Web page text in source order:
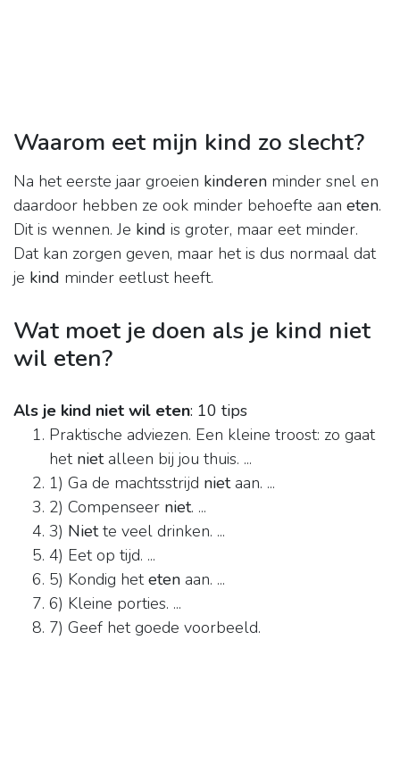
Waarom eet mijn kind zo slecht?
Na het eerste jaar groeien kinderen minder snel en
daardoor hebben ze ook minder behoefte aan eten.
Dit is wennen. Je kind is groter, maar eet minder.
Dat kan zorgen geven, maar het is dus normaal dat
je kind minder eetlust heeft.
Wat moet je doen als je kind niet
wil eten?
Als je kind niet wil eten: 10 tips
Praktische adviezen. Een kleine troost: zo gaat
het nietalleen bij jou thuis. ...
1) Ga de machtsstrijd nietaan. ...
2) Compenseer niet. ...
3) Niette veel drinken. ...
4) Eet op tijd. ...
5) Kondig heteten aan. ...
6) Kleine porties. ...
7) Geef het goede voorbeeld.